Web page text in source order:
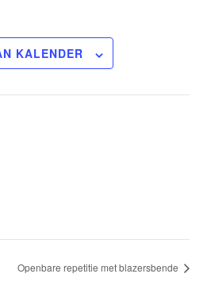
KALENDER
Openbare repetitie met blazersbende